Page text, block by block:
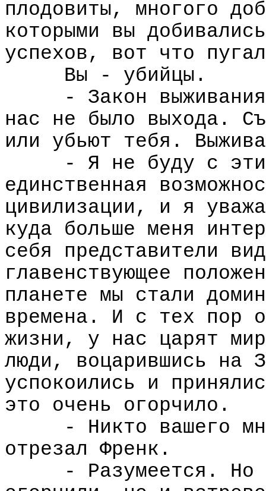
плодовиты, многого
которыми вы
успехов, вот что
Вы - убийцы.
- Закон
нас не было выхода.
или убьют тебя.
- Я не буду с
единственная
цивилизации, и я
куда больше меня
себя представители
главенствующее
планете мы стали
времена. И с тех пор
жизни, у нас царят
люди, воцарившись на
успокоились и
это очень огорчило.
- Никто вашего
отрезал Френк.
- Разумеется. Но